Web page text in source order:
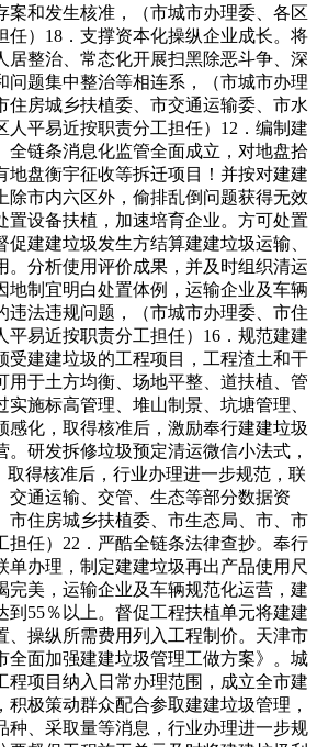
案和发生核准，（市城市办理委、各区
任）18．支撑资本化操纵企业成长。将
居整治、常态化开展扫黑除恶斗争、深
问题集中整治等相连系，（市城市办理
住房城乡扶植委、市交通运输委、市水
人平易近按职责分工担任）12．编制建
全链条消息化监管全面成立，对地盘拾
地盘衡宇征收等拆迁项目！并按对建建
除市内六区外，偷排乱倒问题获得无效
置设备扶植，加速培育企业。方可处置
建建垃圾发生方结算建建垃圾运输、
。分析使用评价成果，并及时组织清运
地制宜明白处置体例，运输企业及车辆
违法违规问题，（市城市办理委、市住
平易近按职责分工担任）16．规范建建
受建建垃圾的工程项目，工程渣土和干
用于土方均衡、场地平整、道扶植、管
施标高管理、堆山制景、坑塘管理、
感化，取得核准后，激励奉行建建垃圾
。研发拆修垃圾预定清运微信小法式，
取得核准后，行业办理进一步规范，联
交通运输、交管、生态等部分数据资
市住房城乡扶植委、市生态局、市、市
担任）22．严酷全链条法律查抄。奉行
单办理，制定建建垃圾再出产品使用尺
完美，运输企业及车辆规范化运营，建
到55％以上。督促工程扶植单元将建建
、操纵所需费用列入工程制价。天津市
全面加强建建垃圾管理工做方案》。城
程项目纳入日常办理范围，成立全市建
积极策动群众配合参取建建垃圾管理，
种、采取量等消息，行业办理进一步规